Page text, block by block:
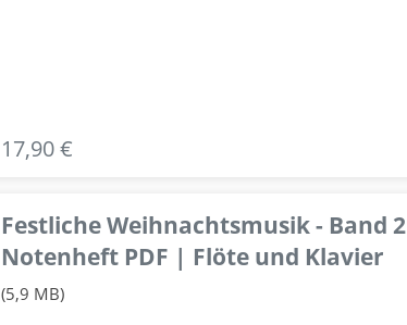
17,90 €
Festliche Weihnachtsmusik - Band 2
Notenheft PDF | Flöte und Klavier
(5,9 MB)